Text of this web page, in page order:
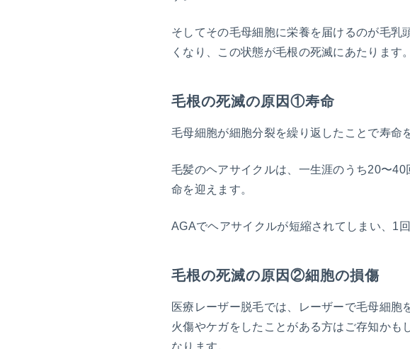
そしてその毛母細胞に栄養を届けるのが毛乳
くなり、この状態が毛根の死滅にあたります。
毛根の死滅の原因①寿命
毛母細胞が細胞分裂を繰り返したことで寿命
毛髪のヘアサイクルは、一生涯のうち20〜
命を迎えます。
AGAでヘアサイクルが短縮されてしまい、1
毛根の死滅の原因②細胞の損傷
医療レーザー脱毛では、レーザーで毛母細
火傷やケガをしたことがある方はご存知かも
なります。